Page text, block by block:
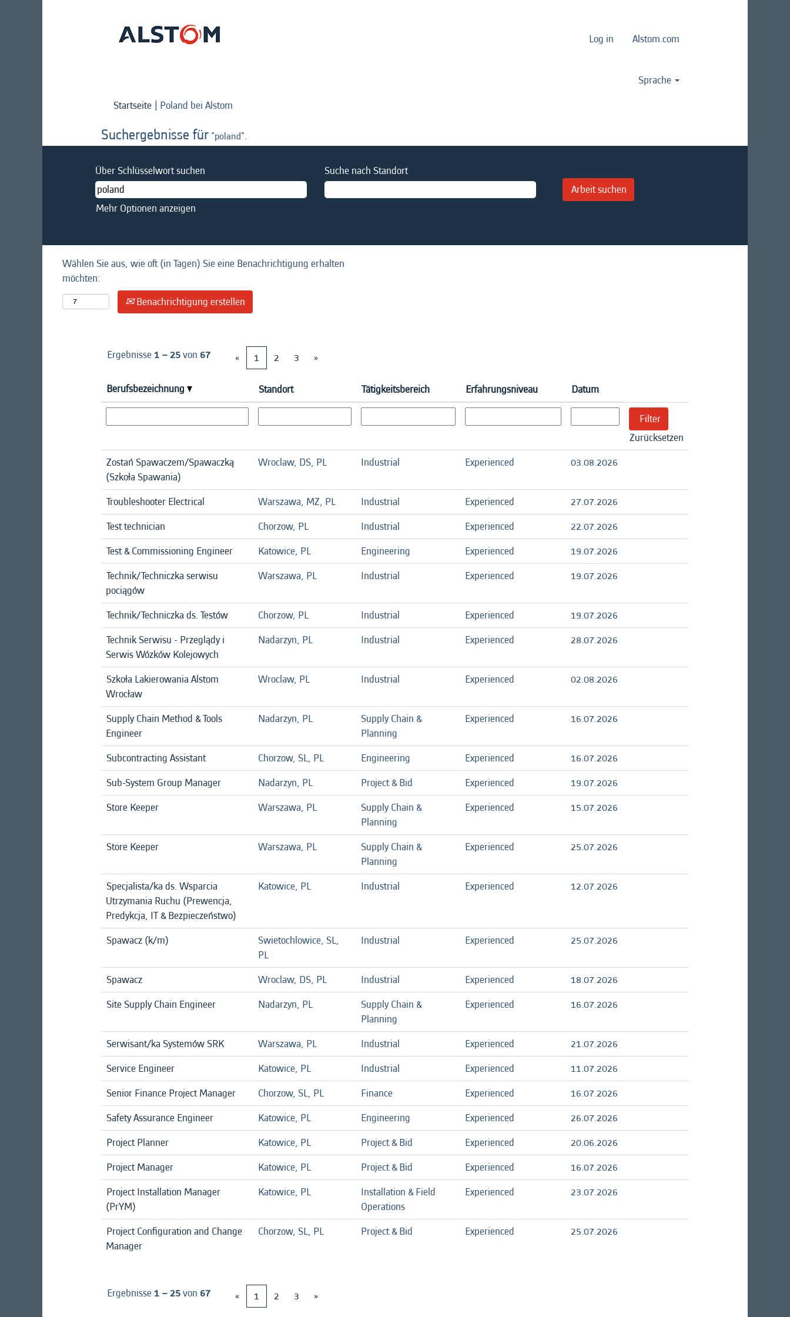
Log in Alstom.com
Sprache
Startseite | Poland bei Alstom
Suchergebnisse für "poland".
Über Schlüsselwort suchen Suche nach Standort
Mehr Optionen anzeigen
Wählen Sie aus, wie oft (in Tagen) Sie eine Benachrichtigung erhalten
möchten:
Benachrichtigung erstellen
Ergebnisse1 – 25von 67 « 1 2 3 »
Berufsbezeichnung Standort Tätigkeitsbereich Erfahrungsniveau Datum
Zurücksetzen
Zostań Spawaczem/Spawaczką
(Szkoła Spawania)
Wroclaw, DS, PL Industrial Experienced 03.08.2026
Troubleshooter Electrical Warszawa, MZ, PL Industrial Experienced
27.07.2026
Test technician
Chorzow, PL Industrial Experienced
22.07.2026
Test & Commissioning Engineer
Katowice, PL Engineering Experienced
19.07.2026
Technik/Techniczka serwisu
pociągów
Warszawa, PL Industrial Experienced 19.07.2026
Technik/Techniczka ds. Testów Chorzow, PL Industrial Experienced
19.07.2026
Technik Serwisu - Przeglądy i
Serwis Wózków Kolejowych
Nadarzyn, PL Industrial Experienced 28.07.2026
Szkoła Lakierowania Alstom
Wrocław
Wroclaw, PL Industrial Experienced 02.08.2026
Supply Chain Method & Tools
Engineer
Nadarzyn, PL
Supply Chain &
Planning
Experienced 16.07.2026
Subcontracting Assistant Chorzow, SL, PL Engineering Experienced
16.07.2026
Sub-System Group Manager
Nadarzyn, PL Project & Bid Experienced
19.07.2026
Store Keeper
Warszawa, PL
Supply Chain &
Planning
Experienced 15.07.2026
Store Keeper Warszawa, PL
Supply Chain &
Planning
Experienced 25.07.2026
Specjalista/ka ds. Wsparcia
Utrzymania Ruchu (Prewencja,
Predykcja, IT & Bezpieczeństwo)
Katowice, PL Industrial Experienced 12.07.2026
Spawacz (k/m)
Swietochlowice, SL,
PL
Industrial Experienced 25.07.2026
Spawacz Wroclaw, DS, PL Industrial Experienced
18.07.2026
Site Supply Chain Engineer
Nadarzyn, PL
Supply Chain &
Planning
Experienced 16.07.2026
Serwisant/ka Systemów SRK Warszawa, PL Industrial Experienced
21.07.2026
Service Engineer
Katowice, PL Industrial Experienced
11.07.2026
Senior Finance Project Manager
Chorzow, SL, PL Finance Experienced
16.07.2026
Safety Assurance Engineer
Katowice, PL Engineering Experienced
26.07.2026
Project Planner
Katowice, PL Project & Bid Experienced
20.06.2026
Project Manager
Katowice, PL Project & Bid Experienced
16.07.2026
Project Installation Manager
(PrYM)
Katowice, PL
Installation & Field
Operations
Experienced 23.07.2026
Project Configuration and Change
Manager
Chorzow, SL, PL Project & Bid Experienced 25.07.2026
Ergebnisse1 – 25von 67 « 1 2 3 »